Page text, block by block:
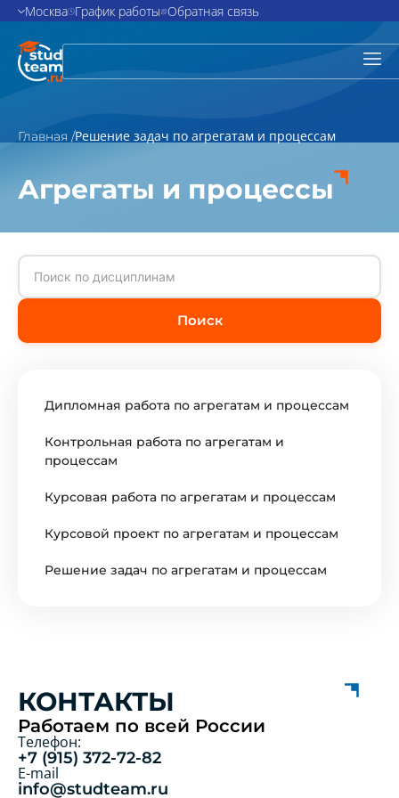
Москва График работы Обратная связь
Главная /Решение задач по агрегатам и процессам
Агрегаты и процессы
Поиск
Дипломная работа по агрегатам и процессам
Контрольная работа по агрегатам и
процессам
Курсовая работа по агрегатам и процессам
Курсовой проект по агрегатам и процессам
Решение задач по агрегатам и процессам
КОНТАКТЫ
Работаем по всей России
Телефон:
+7 (915) 372-72-82
E-mail
info@studteam.ru